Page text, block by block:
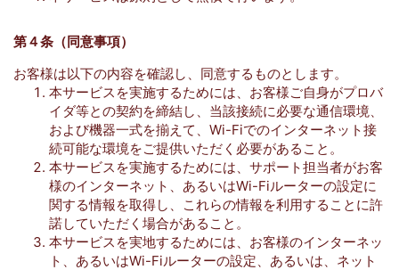
第４条（同意事項）
お客様は以下の内容を確認し、同意するものとします。
本サービスを実施するためには、お客様ご自身がプロバ
イダ等との契約を締結し、当該接続に必要な通信環境、
および機器一式を揃えて、Wi-Fiでのインターネット接
続可能な環境をご提供いただく必要があること。
本サービスを実施するためには、サポート担当者がお客
様のインターネット、あるいはWi-Fiルーターの設定に
関する情報を取得し、これらの情報を利用することに許
諾していただく場合があること。
本サービスを実地するためには、お客様のインターネッ
ト、あるいはWi-Fiルーターの設定、あるいは、ネット